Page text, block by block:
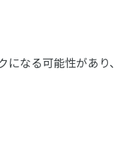
なる可能性があり、